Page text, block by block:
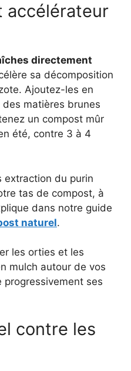
accélérateur
directement
sa décomposition
Ajoutez-les en
matières brunes
un compost mûr
été, contre 3 à 4
extraction du purin
tas de compost, à
dans notre guide
naturel.
les orties et les
mulch autour de vos
progressivement ses
contre les